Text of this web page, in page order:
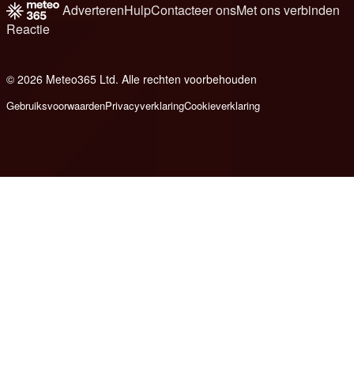
AdverterenHulpContacteer onsMet ons verbinden
Reactie
© 2026 Meteo365 Ltd. Alle rechten voorbehouden
GebruiksvoorwaardenPrivacyverklaringCookieverklaring